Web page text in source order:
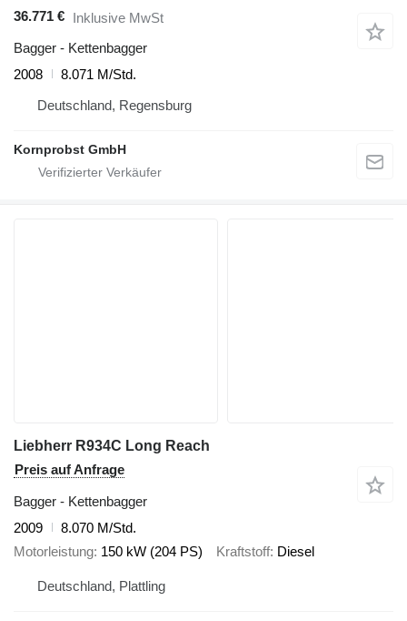
36.771 € Inklusive MwSt
Bagger - Kettenbagger
2008
8.071 M/Std.
Deutschland, Regensburg
Kornprobst GmbH
Liebherr R934C Long Reach
Preis auf Anfrage
Bagger - Kettenbagger
2009
8.070 M/Std.
Motorleistung 150 kW (204 PS) Kraftstoff Diesel
Deutschland, Plattling